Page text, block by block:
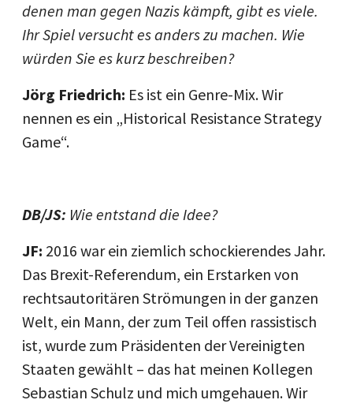
denen man gegen Nazis kämpft, gibt es viele.
Ihr Spiel versucht es anders zu machen. Wie
würden Sie es kurz beschreiben?
Jörg Friedrich: Es ist ein Genre-Mix. Wir
nennen es ein „Historical Resistance Strategy
Game“.
DB/JS: Wie entstand die Idee?
JF: 2016 war ein ziemlich schockierendes Jahr.
Das Brexit-Referendum, ein Erstarken von
rechtsautoritären Strömungen in der ganzen
Welt, ein Mann, der zum Teil offen rassistisch
ist, wurde zum Präsidenten der Vereinigten
Staaten gewählt – das hat meinen Kollegen
Sebastian Schulz und mich umgehauen. Wir